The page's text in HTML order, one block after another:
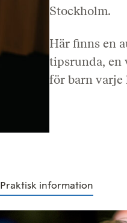
Stockholm.
Här finns en
tipsrunda, en
för barn varje
Praktisk information